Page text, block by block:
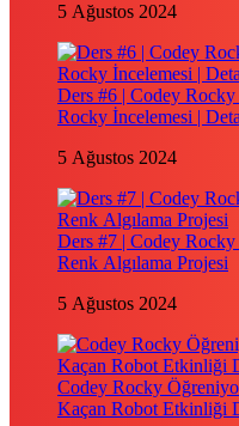
5 Ağustos 2024
Ders #6 | Codey
Rocky İncelemesi |
5 Ağustos 2024
Ders #7 | Codey
Renk Algılama Projesi
5 Ağustos 2024
Codey Rocky
Kaçan Robot Etkinliği